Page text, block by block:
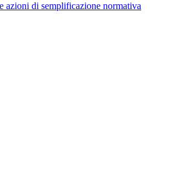
azioni di semplificazione normativa